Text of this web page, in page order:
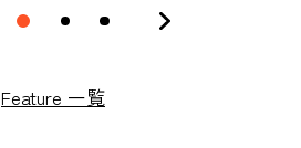
Feature 一覧